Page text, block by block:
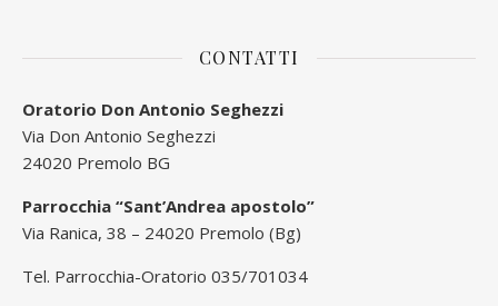
CONTATTI
Oratorio Don Antonio Seghezzi
Via Don Antonio Seghezzi
24020 Premolo BG
Parrocchia “Sant’Andrea apostolo”
Via Ranica, 38 – 24020 Premolo (Bg)
Tel. Parrocchia-Oratorio 035/701034